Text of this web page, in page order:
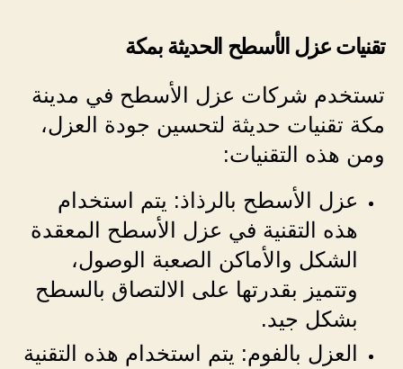
تقنيات عزل الأسطح الحديثة بمكة
تستخدم شركات عزل الأسطح في مدينة
مكة تقنيات حديثة لتحسين جودة العزل،
ومن هذه التقنيات:
عزل الأسطح بالرذاذ: يتم استخدام
هذه التقنية في عزل الأسطح المعقدة
الشكل والأماكن الصعبة الوصول،
وتتميز بقدرتها على الالتصاق بالسطح
بشكل جيد.
العزل بالفوم: يتم استخدام هذه التقنية